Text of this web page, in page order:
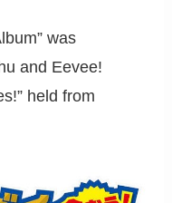
was
and Eevee!
held from